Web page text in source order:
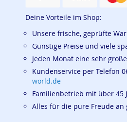
Deine Vorteile im Shop:
Unsere frische, geprüfte
Günstige Preise und viele
Jeden Monat eine sehr
Kundenservice per Telefon
world.de
Familienbetrieb mit über 45
Alles für die pure Freude